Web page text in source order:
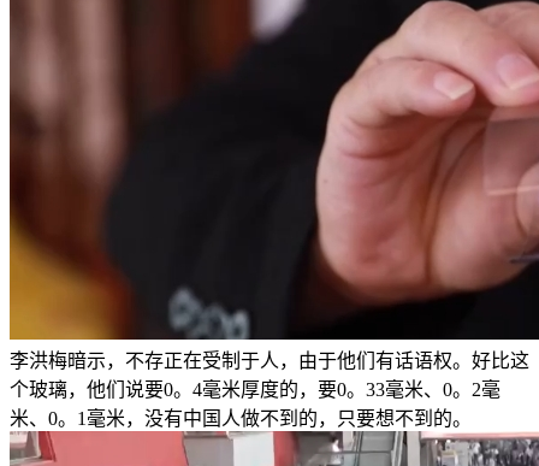
李洪梅暗示，不存正在受制于人，由于他们有话语权。好比这
个玻璃，他们说要0。4毫米厚度的，要0。33毫米、0。2毫
米、0。1毫米，没有中国人做不到的，只要想不到的。